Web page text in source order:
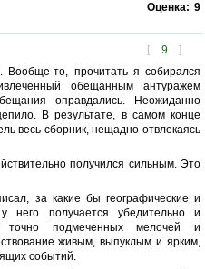
Оценка: 9
[ 9 ]
Вообще-то, прочитать я собирался
обещанным антуражем
оправдались. Неожиданно
В результате, в самом конце
весь сборник, нещадно отвлекаясь
получился сильным. Это
за какие бы географические и
него получается убедительно и
подмеченных мелочей и
живым, выпуклым и ярким,
событий.